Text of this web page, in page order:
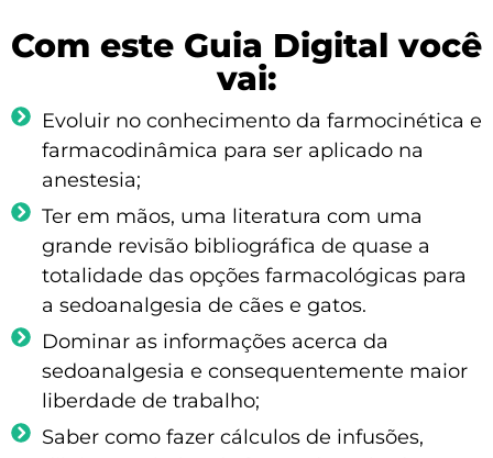
Com este Guia Digital você
vai:
Evoluir no conhecimento da farmocinética e
farmacodinâmica para ser aplicado na
anestesia;
Ter em mãos, uma literatura com uma
grande revisão bibliográfica de quase a
totalidade das opções farmacológicas para
a sedoanalgesia de cães e gatos.
Dominar as informações acerca da
sedoanalgesia e consequentemente maior
liberdade de trabalho;
Saber como fazer cálculos de infusões,